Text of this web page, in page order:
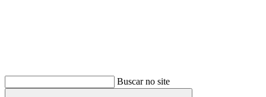
Buscar no site